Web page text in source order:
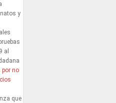
y
al
por no
que